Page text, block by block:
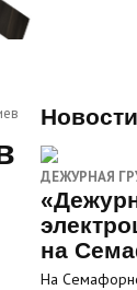
ДЕЖУРНАЯ
на
На